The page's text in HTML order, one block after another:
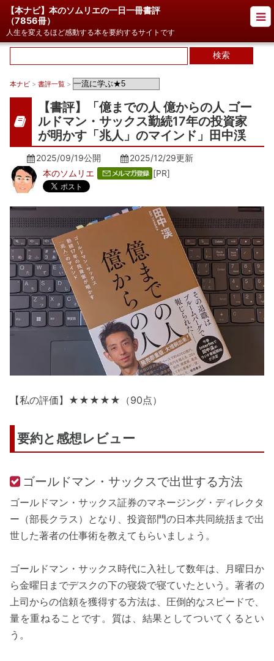
【本ナビ】本のソムリエの一日一冊書評
（7856冊）
人生を変えるほど感動する本を要約するサイトです
本ナビ > 書評一覧 >
【書評】「億までの人 億からの人 ゴー
ルドマン・サックス勤続17年の投資家
が明かす「兆人」のマインド」田中渓
2025/09/19公開 2025/12/29更新
本のソムリエ
[PR]
【私の評価】★★★★★（90点）
要約と感想レビュー
ゴールドマン・サックスで出世する方法
ゴールドマン・サックス証券のマネージング・ディレクタ
ー（部長クラス）となり、投資部門の日本共同統括まで出
世した著者の仕事術を教えてもらいましょう。
ゴールドマン・サックス時代に入社して数年は、月曜日か
ら金曜日までデスクの下の寝袋で寝ていたという。著者の
上司からの信頼を獲得する方法は、圧倒的なスピードで、
量を重ねることです。質は、結果としてついてくるとい
う。